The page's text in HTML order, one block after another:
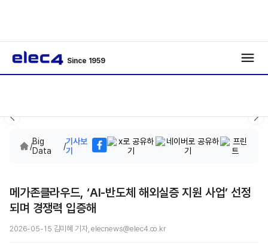
Since 1959
/Big
Data
/기사보
기
메가존클라우드, ‘AI-반도체 해외실증 지원 사업’ 선정
되며 경쟁력 입증해
2026-05-15 김미혜 기자, elecnews@elec4.co.kr